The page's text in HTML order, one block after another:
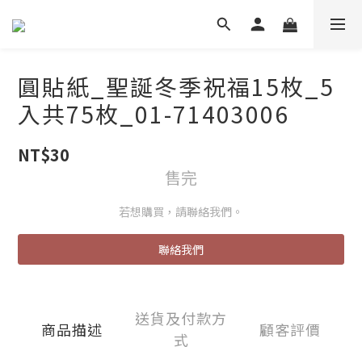
圓貼紙_聖誕冬季祝福15枚_5
入共75枚_01-71403006
NT$30
售完
若想購買，請聯絡我們。
聯絡我們
商品描述
送貨及付款方
式
顧客評價